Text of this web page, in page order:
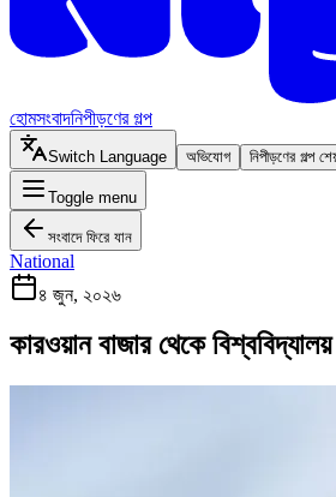
হোমসংবাদনিপীড়ণের গল্প
Switch Language অভিযোগ নিপীড়ণের গল্প
Toggle menu
সংবাদে ফিরে যান
National
৪ জুন, ২০২৬
কারওয়ান বাজার থেকে বিশ্ববিদ্যালয়